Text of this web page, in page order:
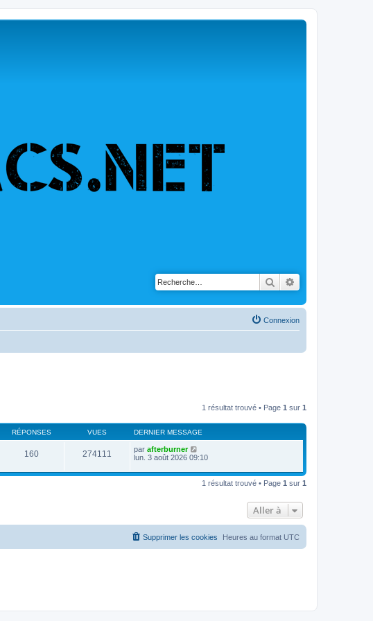
Rechercher
Connexion
1 résultat trouvé • Page 1 sur 1
RÉPONSES VUES DERNIER MESSAGE
160 274111 par afterburner
lun. 3 août 2026 09:10
1 résultat trouvé • Page 1 sur 1
Aller à
Heures au format UTC
Supprimer les cookies